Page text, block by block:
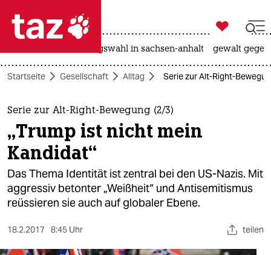
 taz zahl ich
taz zahl ich
themen
politik
öko
gesellschaft
sport

taz zahl ich
landtagswahl in sachsen-anhalt gewalt
Startseite Gesellschaft Alltag Serie zur Alt-Right-
Serie zur Alt-Right-Bewegung (2/3)
„Trump ist nicht mein
Kandidat“
Das Thema Identität ist zentral bei den US-Nazis. Mit
aggressiv betonter „Weißheit“ und Antisemitismus
reüssieren sie auch auf globaler Ebene.
18.2.2017 8:45 Uhr teilen